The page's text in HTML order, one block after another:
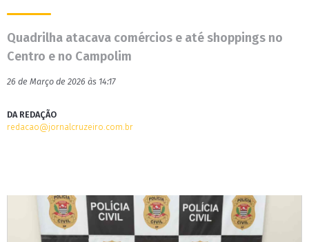
Quadrilha atacava comércios e até shoppings no
Centro e no Campolim
26 de Março de 2026 às 14:17
DA REDAÇÃO
redacao@jornalcruzeiro.com.br